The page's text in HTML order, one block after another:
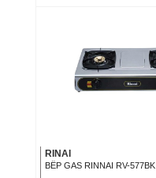
RINAI
BẾP GAS RINNAI RV-577BK